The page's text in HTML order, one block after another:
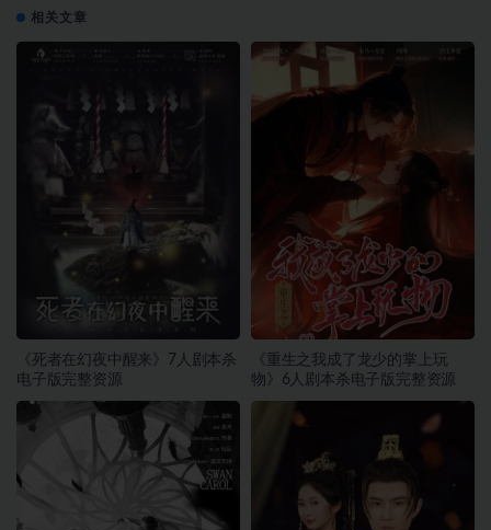
相关文章
《死者在幻夜中醒来》7人剧本杀
电子版完整资源
《重生之我成了龙少的掌上玩
物》6人剧本杀电子版完整资源